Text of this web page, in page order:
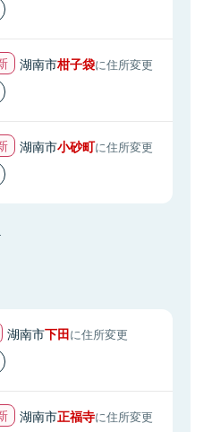
湖南市柑子袋に住所変更
湖南市小砂町に住所変更
湖南市下田に住所変更
湖南市正福寺に住所変更